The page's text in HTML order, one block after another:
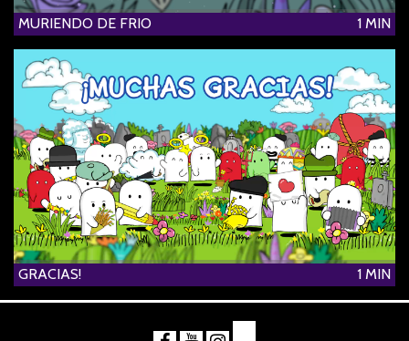
MURIENDO DE FRIO 1 MIN
GRACIAS! 1 MIN